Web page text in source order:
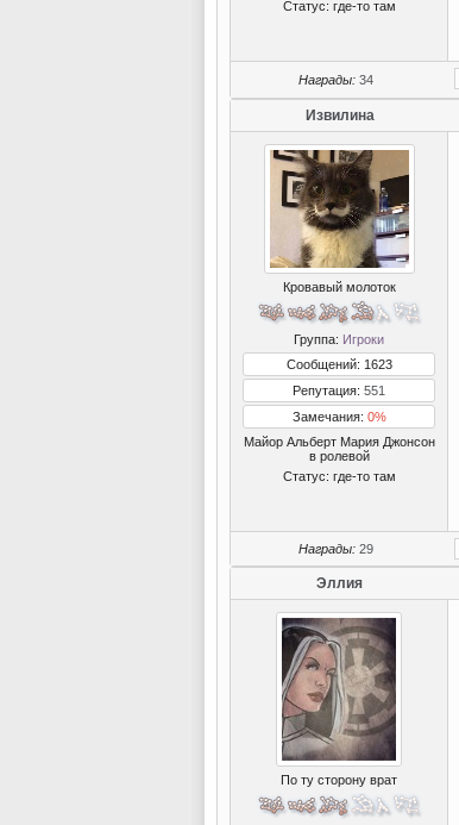
Статус: где-то там
Награды: 34
Извилина
Кровавый молоток
Группа: Игроки
Сообщений: 1623
Репутация: 551
Замечания: 0%
Майор Альберт Мария Джонсон
в ролевой
Статус: где-то там
Награды: 29
Эллия
По ту сторону врат